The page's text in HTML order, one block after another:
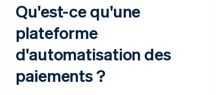
Qu'est-ce qu'une
plateforme
d'automatisation des
paiements ?